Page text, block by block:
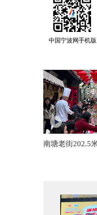
中国宁波网手机版
南塘老街202.5